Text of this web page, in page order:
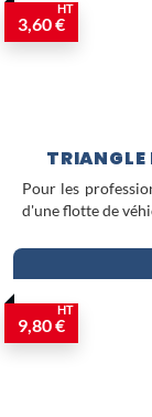
3,60 €
HT
Pour les
d'une flotte de
9,80 €
HT